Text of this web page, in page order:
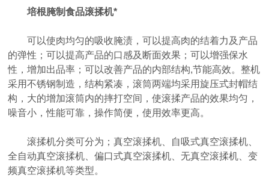
培根腌制食品滚揉机*
可以使肉均匀的吸收腌渍，可以提高肉的结着力及产品
的弹性；可以提高产品的口感及断面效果；可以增强保水
性，增加出品率；可以改善产品的内部结构,节能高效。整机
采用不锈钢制造，结构紧凑，滚筒两端均采用旋压式封帽结
构，大的增加滚筒内的摔打空间，使滚揉产品的效果均匀，
噪音小，性能可靠，操作简便，使用效率更高。
滚揉机分类可分为；真空滚揉机、自吸式真空滚揉机、
全自动真空滚揉机、偏口式真空滚揉机、无真空滚揉机、变
频真空滚揉机等类型。